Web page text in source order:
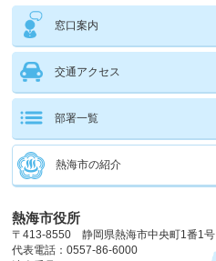
窓口案内
交通アクセス
部署一覧
熱海市の紹介
熱海市役所
〒413-8550 静岡県熱海市中央町1番1号
代表電話：0557-86-6000